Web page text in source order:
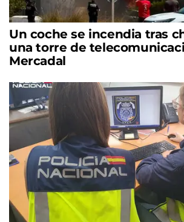
Un coche se incendia tras
una torre de
Mercadal